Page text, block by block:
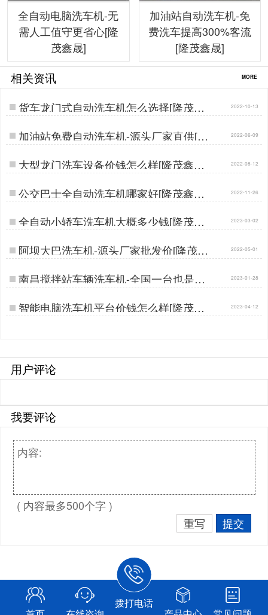
全自动电脑洗车机-无
需人工值守更省心[隆
茂鑫晟]
加油站自动洗车机-免
费洗车提高300%客流
[隆茂鑫晟]
相关资讯 MORE
货车龙门式自动洗车机怎么选择[隆茂鑫
晟]…
2022-10-13
加油站免费自动洗车机-源头厂家直供[隆
茂鑫晟]…
2022-06-09
大型龙门洗车设备价钱怎么样[隆茂鑫晟]
…
2022-08-12
公交巴士全自动洗车机哪家好[隆茂鑫晟]
…
2022-11-26
全自动小轿车洗车机大概多少钱[隆茂鑫
晟]…
2023-03-02
阿坝大巴洗车机-源头厂家批发价[隆茂鑫
晟]…
2022-05-01
南昌搅拌站车辆洗车机-全国一台也是批
发价[隆茂鑫晟]…
2023-01-28
智能电脑洗车机平台价钱怎么样[隆茂鑫
晟]…
2023-04-12
用户评论
我要评论
( 内容最多500个字 )
重写
提交
拨打电话